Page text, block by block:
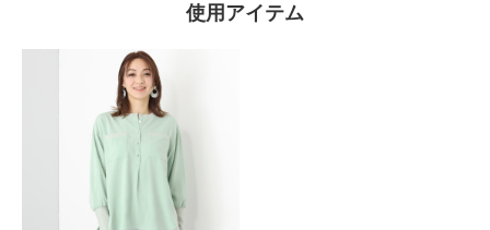
使用アイテム